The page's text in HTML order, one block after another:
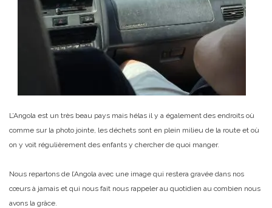
L’Angola est un très beau pays mais hélas il y a également des endroits où
comme sur la photo jointe, les déchets sont en plein milieu de la route et où
on y voit régulièrement des enfants y chercher de quoi manger.
Nous repartons de l’Angola avec une image qui restera gravée dans nos
cœurs à jamais et qui nous fait nous rappeler au quotidien au combien nous
avons la grâce.